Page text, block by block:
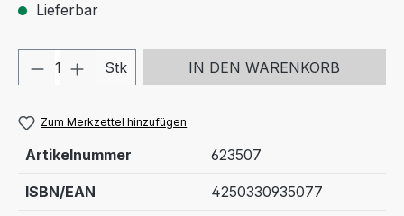
Lieferbar
Produkt Anzahl: Gib den
Stk IN DEN WARENKORB
Zum Merkzettel hinzufügen
Artikelnummer 623507
ISBN/EAN 4250330935077